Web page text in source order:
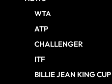
WTA
ATP
CHALLENGER
ITF
BILLIE JEAN KING CUP